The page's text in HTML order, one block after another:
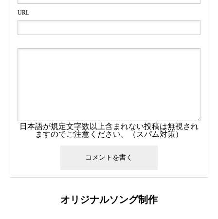
URL
日本語が規定文字数以上含まれない投稿は無視され
ますのでご注意ください。（スパム対策）
オリジナルソング制作